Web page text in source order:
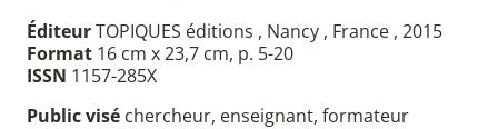
ÉditeurTOPIQUES éditions , Nancy , France , 2015
Format 16 cm x 23,7 cm, p. 5-20
ISSN 1157-285X
Public visé chercheur, enseignant, formateur